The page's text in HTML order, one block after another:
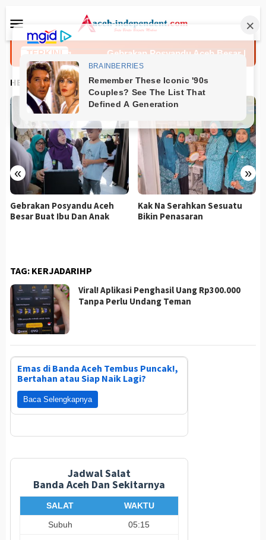
ke
kontenMobile
TERKINI
Gantung Gebrakan Posyandu Aceh Besar Buat
HEADLINES
« »
Gebrakan Posyandu Aceh
Besar Buat Ibu Dan Anak
Kak Na Serahkan Sesuatu
Bikin Penasaran
TAG: KERJADARIHP
Viral! Aplikasi Penghasil Uang Rp300.000
Tanpa Perlu Undang Teman
Emas di Banda Aceh Tembus Puncak!,
Bertahan atau Siap Naik Lagi?
Baca Selengkapnya
Jadwal Salat
Banda Aceh Dan Sekitarnya
SALAT
WAKTU
Subuh
05:15